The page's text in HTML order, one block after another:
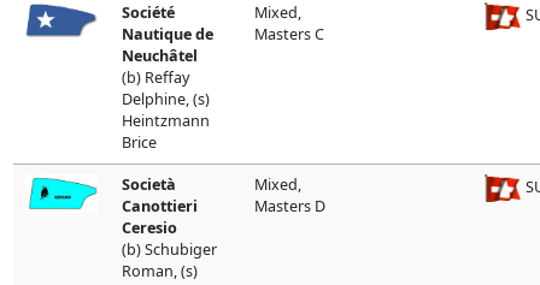
Société
Nautique de
Neuchâtel
(b) Reffay
Delphine, (s)
Heintzmann
Brice
Mixed,
Masters C
Società
Canottieri
Ceresio
(b) Schubiger
Roman, (s)
Mixed,
Masters D